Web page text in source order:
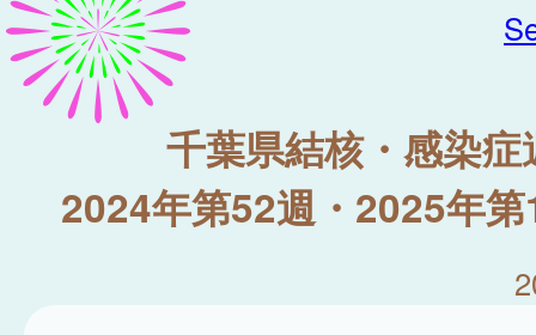
千葉県結核・感染症
2024年第52週・2025年